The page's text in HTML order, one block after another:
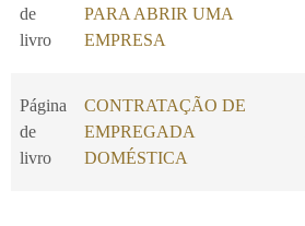
de
livro
PARA ABRIR UMA
EMPRESA
Página
de
livro
CONTRATAÇÃO DE
EMPREGADA
DOMÉSTICA